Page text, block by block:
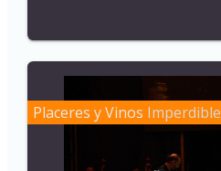
Placeres y Vinos Imperdible